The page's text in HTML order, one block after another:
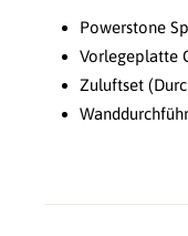
Powerstone
Vorlegeplatte
Zuluftset